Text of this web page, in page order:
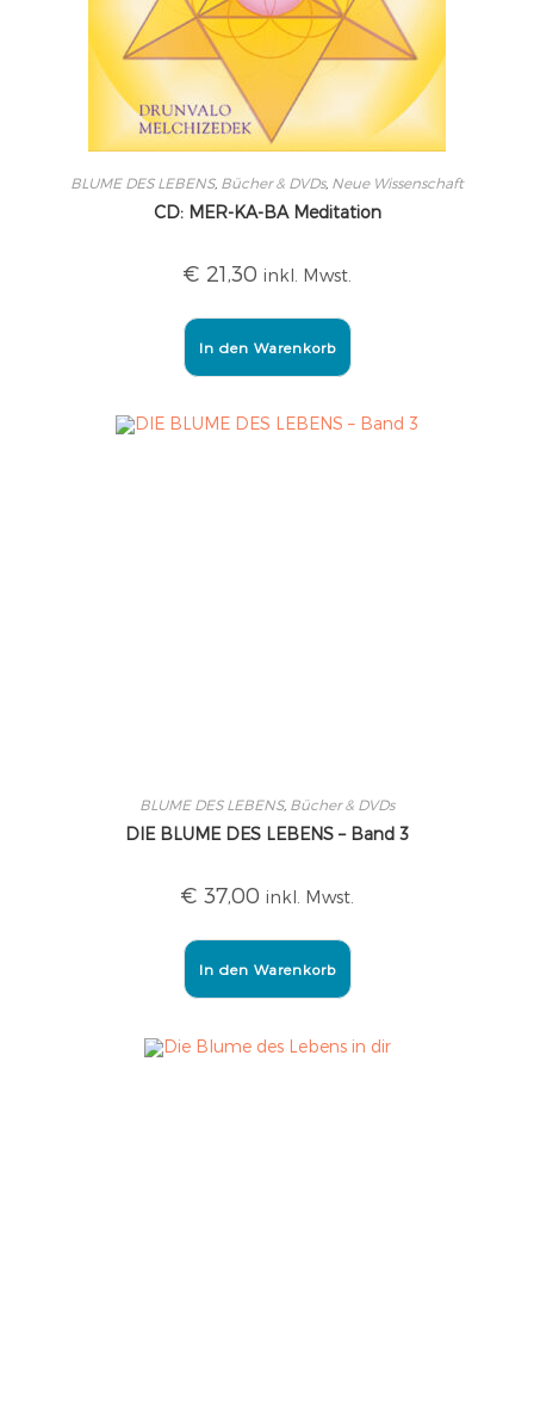
BLUME DES LEBENS, Bücher & DVDs, Neue Wissenschaft
CD: MER-KA-BA Meditation
€ 21,30 inkl. Mwst.
In den Warenkorb
BLUME DES LEBENS, Bücher & DVDs
DIE BLUME DES LEBENS – Band 3
€ 37,00 inkl. Mwst.
In den Warenkorb